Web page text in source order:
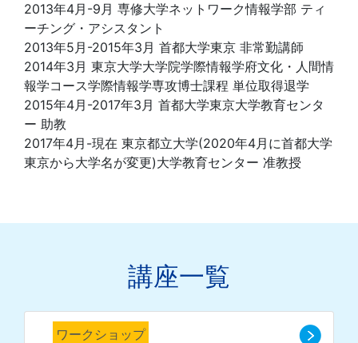
2013年4月-9月 専修大学ネットワーク情報学部 ティ
ーチング・アシスタント
2013年5月-2015年3月 首都大学東京 非常勤講師
2014年3月 東京大学大学院学際情報学府文化・人間情
報学コース学際情報学専攻博士課程 単位取得退学
2015年4月-2017年3月 首都大学東京大学教育センタ
ー 助教
2017年4月-現在 東京都立大学(2020年4月に首都大学
東京から大学名が変更)大学教育センター 准教授
講座一覧
ワークショップ